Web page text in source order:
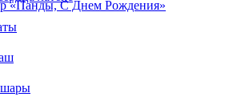
«Панды, С Днем Рождения»